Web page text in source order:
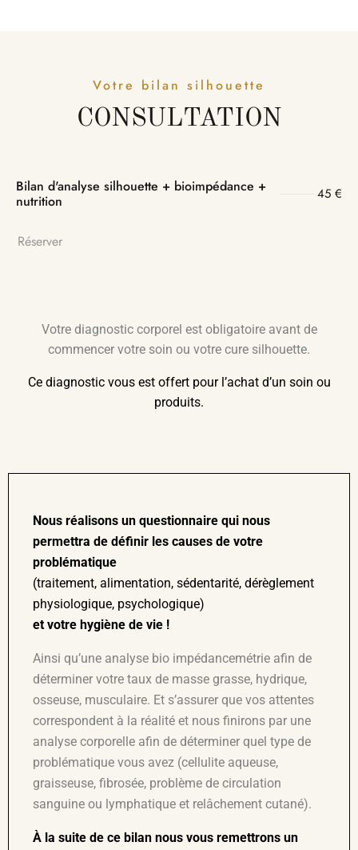
Votre bilan silhouette
CONSULTATION
Bilan d'analyse silhouette + bioimpédance +
nutrition
45 €
Réserver
Votre diagnostic corporel est obligatoire avant de
commencer votre soin ou votre cure silhouette.
Ce diagnostic vous est offert pour l’achat d’un soin ou
produits.
Nous réalisons un questionnaire qui nous
permettra de définir les causes de votre
problématique
(traitement, alimentation, sédentarité, dérèglement
physiologique, psychologique)
et votre hygiène de vie !
Ainsi qu’une analyse bio impédancemétrie afin de
déterminer votre taux de masse grasse, hydrique,
osseuse, musculaire. Et s’assurer que vos attentes
correspondent à la réalité et nous finirons par une
analyse corporelle afin de déterminer quel type de
problématique vous avez (cellulite aqueuse,
graisseuse, fibrosée, problème de circulation
sanguine ou lymphatique et relâchement cutané).
À la suite de ce bilan nous vous remettrons un